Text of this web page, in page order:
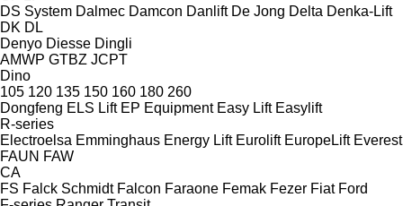
DS System Dalmec Damcon Danlift De Jong Delta Denka-Lift
DK DL
Denyo Diesse Dingli
AMWP GTBZ JCPT
Dino
105 120 135 150 160 180 260
Dongfeng ELS Lift EP Equipment Easy Lift Easylift
R-series
Electroelsa Emminghaus Energy Lift Eurolift EuropeLift Everest
FAUN FAW
CA
FS Falck Schmidt Falcon Faraone Femak Fezer Fiat Ford